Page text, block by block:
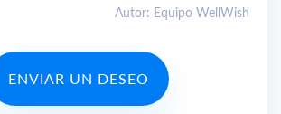
Autor: Equipo WellWish
ENVIAR UN DESEO